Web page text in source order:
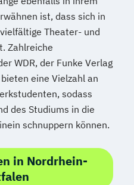
ist, dass sich in
Theater- und
Zahlreiche
WDR, der Funke Verlag
eine Vielzahl an
sodass
des Studiums in die
schnuppern können.
in Nordrhein-